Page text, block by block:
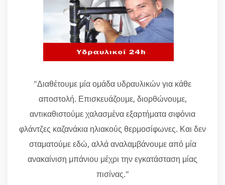
"Διαθέτουμε μία ομάδα υδραυλικών για κάθε
αποστολή. Επισκευάζουμε, διορθώνουμε,
αντικαθιστούμε χαλασμένα εξαρτήματα σιφόνια
φλάντζες καζανάκια ηλιακούς θερμοσίφωνες. Και δεν
σταματούμε εδώ, αλλά αναλαμβάνουμε από μία
ανακαίνιση μπάνιου μέχρι την εγκατάσταση μίας
πισίνας."